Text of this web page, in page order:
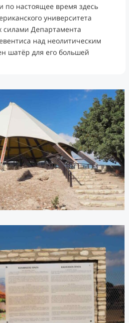
по настоящее время здесь
университета
силами Департамента
над неолитическим
шатёр для его большей